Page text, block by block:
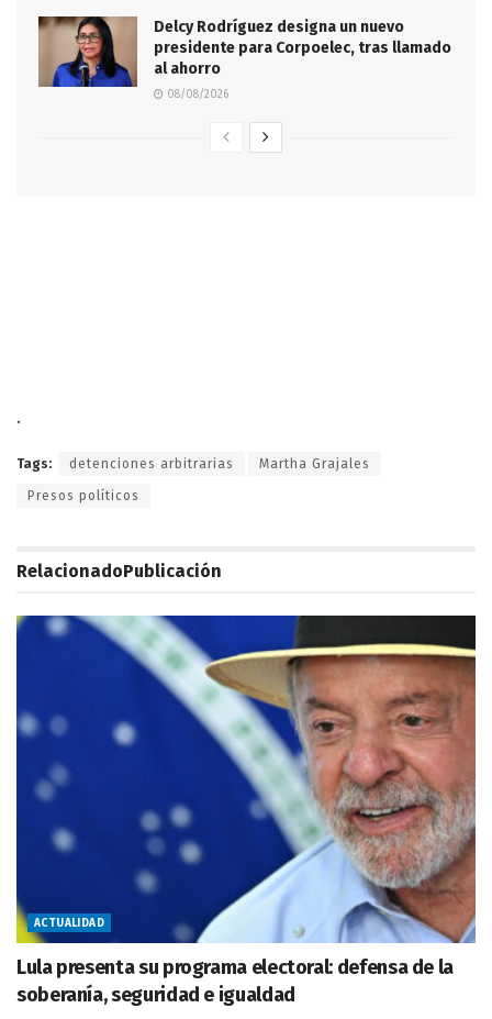
Delcy Rodríguez designa un nuevo
presidente para Corpoelec, tras llamado
al ahorro
08/08/2026
.
Tags: detenciones arbitrarias Martha Grajales
Presos políticos
RelacionadoPublicación
ACTUALIDAD
Lula presenta su programa electoral: defensa de la
soberanía, seguridad e igualdad